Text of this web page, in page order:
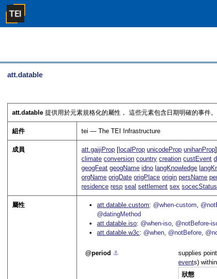
att.datable
att.datable 提供用於元素規格化的屬性， 這些元素包含日期明確的事件
組件 tei — The TEI Infrastructure
成員 att.gaijiProp [ localProp unicodeProp unihanProp
climate conversion country creation custEvent
geogFeat geogName idno langKnowledge
orgName origDate origPlace origin persName
residence resp seal settlement sex socecStatus
屬性 att.datable.custom @when-custom
@datingMethod
att.datable.iso @when-iso @notBefore-
att.datable.w3c
@when @notBefore
period ⚓︎
supplies
events)
狀態